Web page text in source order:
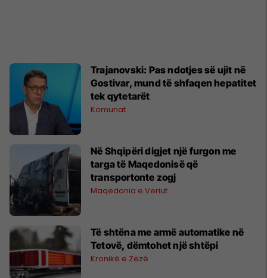
Trajanovski: Pas ndotjes së ujit në
Gostivar, mund të shfaqen hepatitet
tek qytetarët
Komunat
Në Shqipëri digjet një furgon me
targa të Maqedonisë që
transportonte zogj
Maqedonia e Veriut
Të shtëna me armë automatike në
Tetovë, dëmtohet një shtëpi
Kronikë e Zezë